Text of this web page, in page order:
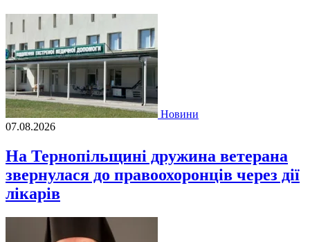
Новини
07.08.2026
На Тернопільщині дружина ветерана
звернулася до правоохоронців через дії
лікарів